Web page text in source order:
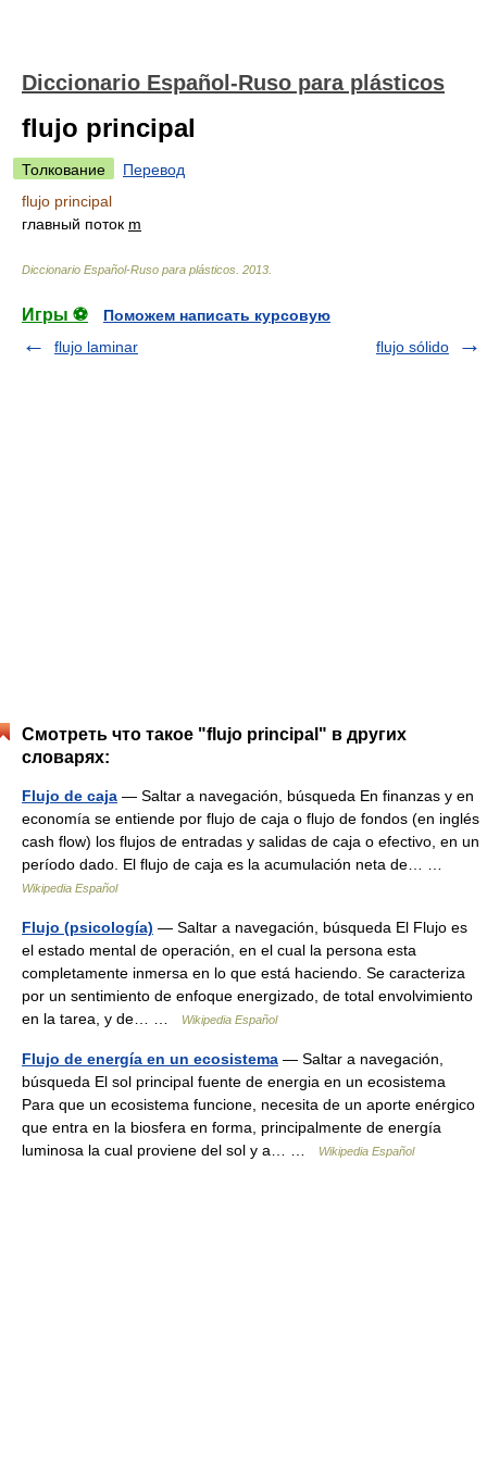
Diccionario Español-Ruso para plásticos
flujo principal
Толкование
Перевод
flujo principal
главный поток m
Diccionario Español-Ruso para plásticos 2013
Игры ⚽
Поможем написать курсовую
flujo laminar
flujo sólido
Смотреть что такое "flujo principal" в других
словарях:
Flujo de caja — Saltar a navegación, búsqueda En finanzas y en
economía se entiende por flujo de caja o flujo de fondos (en inglés
cash flow) los flujos de entradas y salidas de caja o efectivo, en un
período dado. El flujo de caja es la acumulación neta de… …
Wikipedia Español
Flujo (psicología) — Saltar a navegación, búsqueda El Flujo es
el estado mental de operación, en el cual la persona esta
completamente inmersa en lo que está haciendo. Se caracteriza
por un sentimiento de enfoque energizado, de total envolvimiento
en la tarea, y de… …
Wikipedia Español
Flujo de energía en un ecosistema — Saltar a navegación,
búsqueda El sol principal fuente de energia en un ecosistema
Para que un ecosistema funcione, necesita de un aporte enérgico
que entra en la biosfera en forma, principalmente de energía
luminosa la cual proviene del sol y a… …
Wikipedia Español